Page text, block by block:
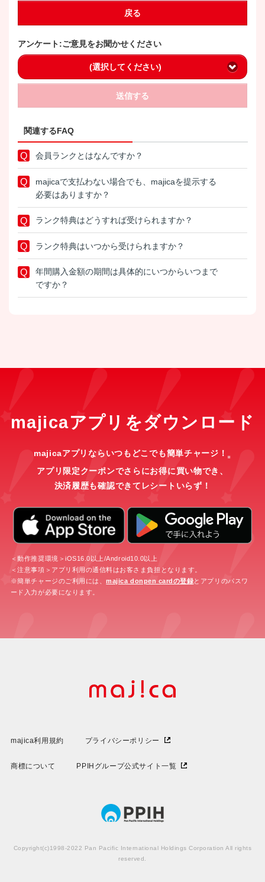
戻る
アンケート:ご意見をお聞かせください
(選択してください)
送信する
関連するFAQ
会員ランクとはなんですか？
majicaで支払わない場合でも、majicaを提示する
必要はありますか？
ランク特典はどうすれば受けられますか？
ランク特典はいつから受けられますか？
年間購入金額の期間は具体的にいつからいつまで
ですか？
majicaアプリをダウンロード
majicaアプリならいつもどこでも簡単チャージ！ ※
アプリ限定クーポンでさらにお得に買い物でき、
決済履歴も確認できてレシートいらず！
＜動作推奨環境＞iOS16.0以上/Android10.0以上
＜注意事項＞アプリ利用の通信料はお客さま負担となります。
※簡単チャージのご利用には、majica donpen cardの登録とアプリのパスワ
ード入力が必要になります。
majica利用規約 プライバシーポリシー
商標について PPIHグループ公式サイト一覧
Copyright(c)1998-2022 Pan Pacific International Holdings Corporation All rights
reserved.